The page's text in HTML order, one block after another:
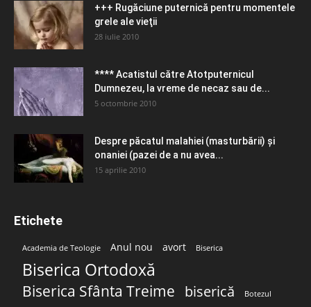
+++ Rugăciune puternică pentru momentele
grele ale vieţii
28 iulie 2010
**** Acatistul către Atotputernicul
Dumnezeu, la vreme de necaz sau de...
5 octombrie 2010
Despre păcatul malahiei (masturbării) şi
onaniei (pazei de a nu avea...
15 aprilie 2010
Etichete
Academia de Teologie Anul nou avort Biserica
Biserica Ortodoxă
Biserica Sfânta Treime biserică Botezul